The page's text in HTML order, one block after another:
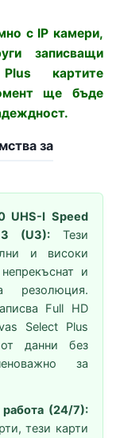
с IP камери,
записващи
картите
ще бъде
за
UHS-I Speed
(U3): Тези
и високи
и
резолюция.
Full HD
Select Plus
данни без
за
(24/7):
тези карти